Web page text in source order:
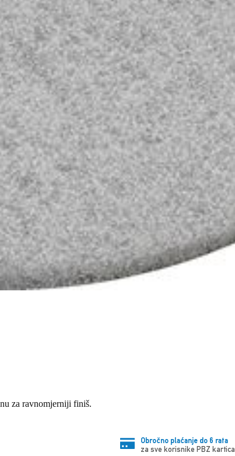
za ravnomjerniji finiš.
Obročno plaćanje do 6 rata
za sve korisnike PBZ kartica